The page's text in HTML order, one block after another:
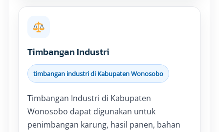
Timbangan Industri
timbangan industri di Kabupaten Wonosobo
Timbangan Industri di Kabupaten
Wonosobo dapat digunakan untuk
penimbangan karung, hasil panen, bahan